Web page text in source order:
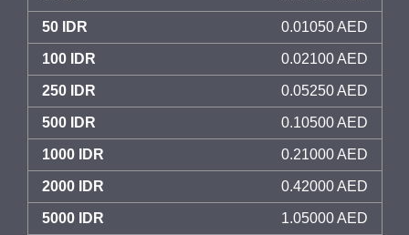
50 IDR 0.01050 AED
100 IDR 0.02100 AED
250 IDR 0.05250 AED
500 IDR 0.10500 AED
1000 IDR 0.21000 AED
2000 IDR 0.42000 AED
5000 IDR 1.05000 AED